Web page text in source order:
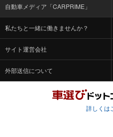
自動車メディア「CARPRIME」
私たちと一緒に働きませんか？
サイト運営会社
外部送信について
詳しくは